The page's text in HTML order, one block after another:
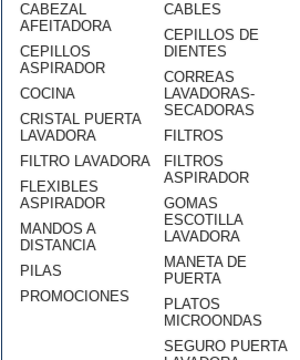
CABEZAL
AFEITADORA
CEPILLOS
ASPIRADOR
COCINA
CRISTAL PUERTA
LAVADORA
FILTRO LAVADORA
FLEXIBLES
ASPIRADOR
MANDOS A
DISTANCIA
PILAS
PROMOCIONES
CABLES
CEPILLOS DE
DIENTES
CORREAS
LAVADORAS-
SECADORAS
FILTROS
FILTROS
ASPIRADOR
GOMAS
ESCOTILLA
LAVADORA
MANETA DE
PUERTA
PLATOS
MICROONDAS
SEGURO PUERTA